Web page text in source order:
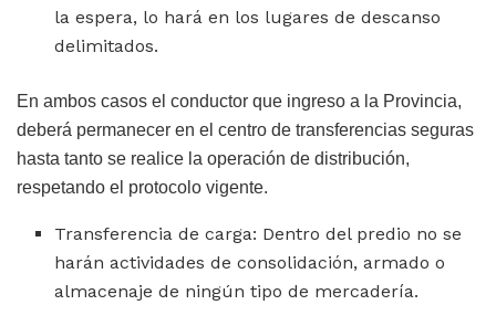
la espera, lo hará en los lugares de descanso
delimitados.
En ambos casos el conductor que ingreso a la Provincia,
deberá permanecer en el centro de transferencias seguras
hasta tanto se realice la operación de distribución,
respetando el protocolo vigente.
Transferencia de carga: Dentro del predio no se
harán actividades de consolidación, armado o
almacenaje de ningún tipo de mercadería.